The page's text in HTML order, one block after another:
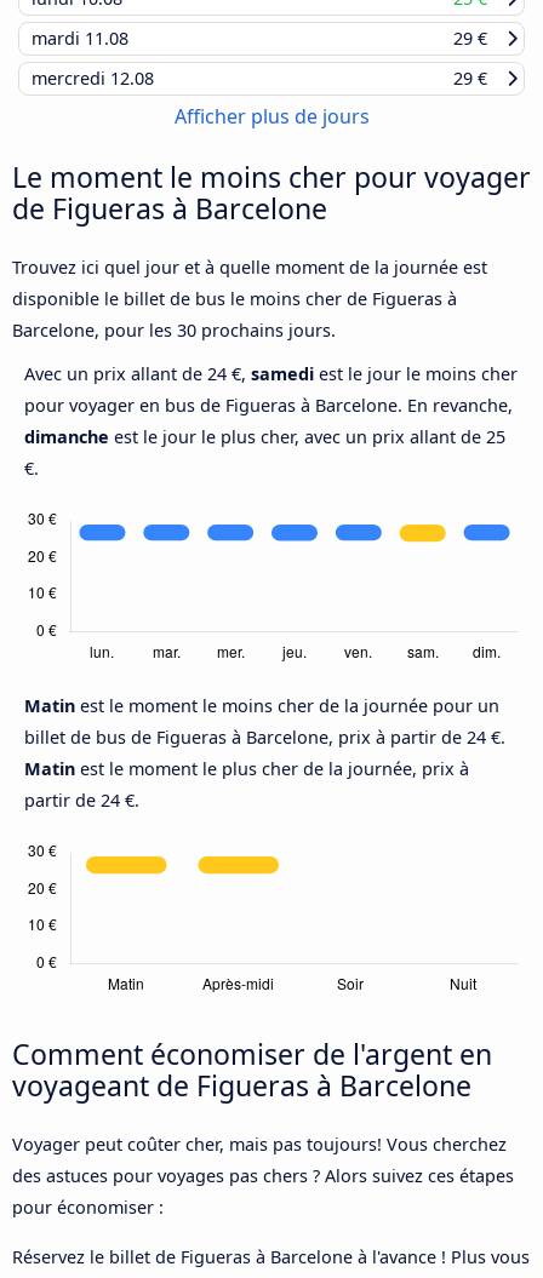
mardi 11.08
29 €
mercredi 12.08 29 €
Afficher plus de jours
Le moment le moins cher pour voyager
de Figueras à Barcelone
Trouvez ici quel jour et à quelle moment de la journée est
disponible le billet de bus le moins cher de Figueras à
Barcelone, pour les 30 prochains jours.
Avec un prix allant de 24 €, samedi est le jour le moins cher
pour voyager en bus de Figueras à Barcelone. En revanche,
dimanche est le jour le plus cher, avec un prix allant de 25
€.
Matin est le moment le moins cher de la journée pour un
billet de bus de Figueras à Barcelone, prix à partir de 24 €.
Matin est le moment le plus cher de la journée, prix à
partir de 24 €.
Comment économiser de l'argent en
voyageant de Figueras à Barcelone
Voyager peut coûter cher, mais pas toujours! Vous cherchez
des astuces pour voyages pas chers ? Alors suivez ces étapes
pour économiser :
Réservez le billet de Figueras à Barcelone à l'avance ! Plus vous